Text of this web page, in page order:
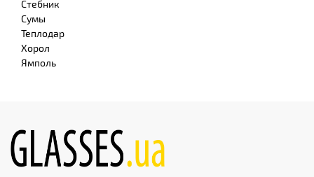
Стебник
Сумы
Теплодар
Хорол
Ямполь